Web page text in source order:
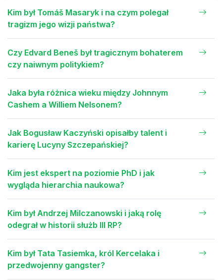
Kim był Tomáš Masaryk i na czym polegał
tragizm jego wizji państwa?
Czy Edvard Beneš był tragicznym bohaterem
czy naiwnym politykiem?
Jaka była różnica wieku między Johnnym
Cashem a Williem Nelsonem?
Jak Bogusław Kaczyński opisałby talent i
karierę Lucyny Szczepańskiej?
Kim jest ekspert na poziomie PhD i jak
wygląda hierarchia naukowa?
Kim był Andrzej Milczanowski i jaką rolę
odegrał w historii służb III RP?
Kim był Tata Tasiemka, król Kercelaka i
przedwojenny gangster?